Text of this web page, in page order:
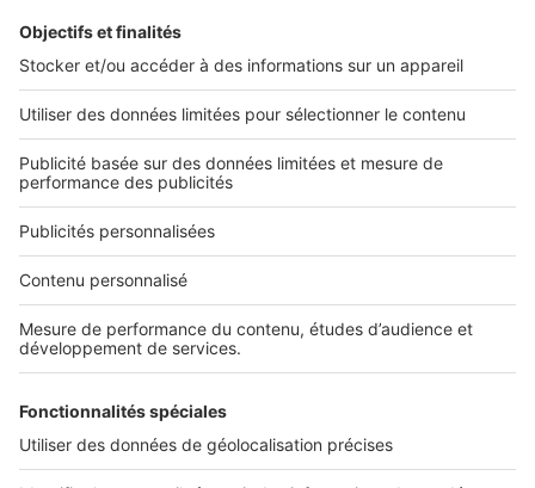
2 rue des Italiens 75009 Paris
01 53 38 80 00
Nos solutions pro
Actualités pro